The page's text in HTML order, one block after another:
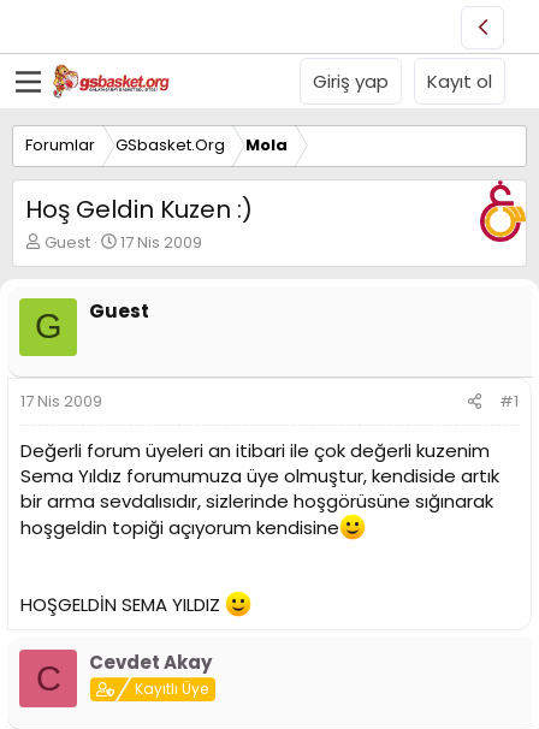
Giriş yap Kayıt ol
Forumlar GSbasket.Org Mola
Hoş Geldin Kuzen :)
K
o
u
y
B
a
ş
a
t
a
n
Guest
B
a
l
g
a
r
i
h
17 Nis 2009
G Guest
17 Nis 2009 #1
Değerli forum üyeleri an itibari ile çok değerli kuzenim
Sema Yıldız forumumuza üye olmuştur, kendiside artık
bir arma sevdalısıdır, sizlerinde hoşgörüsüne sığınarak
hoşgeldin topiği açıyorum kendisine
HOŞGELDİN SEMA YILDIZ
C Cevdet Akay
Kayıtlı Üye